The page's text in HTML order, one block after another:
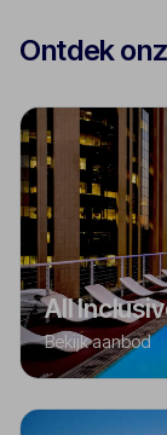
Ontdek
All
Bekijk aanbod